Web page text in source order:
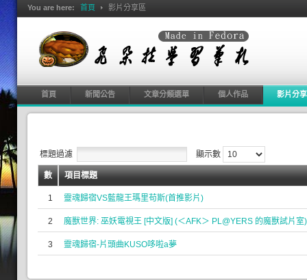
You are here: 首頁 影片分享區
首頁 新聞公告 文章分類選單 個人作品 影片分
標題過濾 顯示數
數 項目標題
1 靈魂歸宿VS藍龍王瑪里苟斯(首推影片)
2 魔獸世界: 巫妖電視王 [中文版] (＜AFK＞ PL@YERS 的魔獸試片室)
3 靈魂歸宿-片頭曲KUSO哆啦a夢